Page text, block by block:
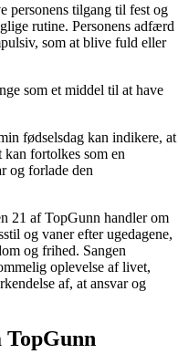
personens tilgang til fest og
rutine. Personens adfærd
som at blive fuld eller
som et middel til at have
fødselsdag kan indikere, at
kan fortolkes som en
og forlade den
21 af TopGunn handler om
og vaner efter ugedagene,
og frihed. Sangen
oplevelse af livet,
af, at ansvar og
TopGunn